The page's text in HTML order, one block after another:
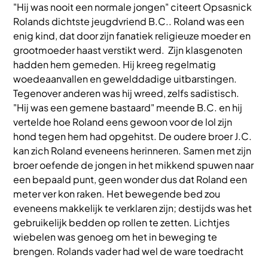
"Hij was nooit een normale jongen" citeert Opsasnick
Rolands dichtste jeugdvriend B.C.. Roland was een
enig kind, dat door zijn fanatiek religieuze moeder en
grootmoeder haast verstikt werd. Zijn klasgenoten
hadden hem gemeden. Hij kreeg regelmatig
woedeaanvallen en gewelddadige uitbarstingen.
Tegenover anderen was hij wreed, zelfs sadistisch.
"Hij was een gemene bastaard" meende B.C. en hij
vertelde hoe Roland eens gewoon voor de lol zijn
hond tegen hem had opgehitst. De oudere broer J.C.
kan zich Roland eveneens herinneren. Samen met zijn
broer oefende de jongen in het mikkend spuwen naar
een bepaald punt, geen wonder dus dat Roland een
meter ver kon raken. Het bewegende bed zou
eveneens makkelijk te verklaren zijn; destijds was het
gebruikelijk bedden op rollen te zetten. Lichtjes
wiebelen was genoeg om het in beweging te
brengen. Rolands vader had wel de ware toedracht